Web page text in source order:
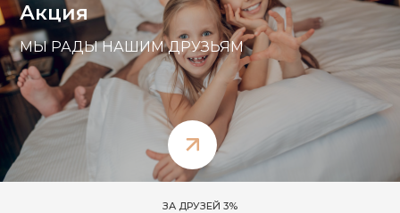
Акция
МЫ РАДЫ НАШИМ ДРУЗЬЯМ
ЗА ДРУЗЕЙ 3%